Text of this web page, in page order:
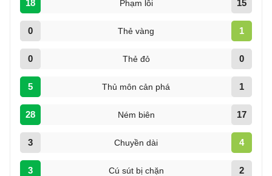
18 Phạm lỗi 15
0 Thẻ vàng 1
0 Thẻ đỏ 0
5 Thủ môn cản phá 1
28 Ném biên 17
3 Chuyền dài 4
3 Cú sút bị chặn 2